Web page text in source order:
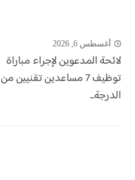
أغسطس 6, 2026
لائحة المدعوين لإجراء مباراة
توظيف 7 مساعدين تقنيين من
الدرجة...